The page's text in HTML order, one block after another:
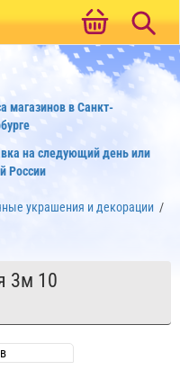
магазинов в Санкт-
на следующий день или
России
украшения и декорации /
3м 10